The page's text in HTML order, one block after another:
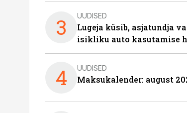
3 UUDISED
Lugeja küsib, asjatundja
isikliku auto kasutamise
4 UUDISED
Maksukalender: august